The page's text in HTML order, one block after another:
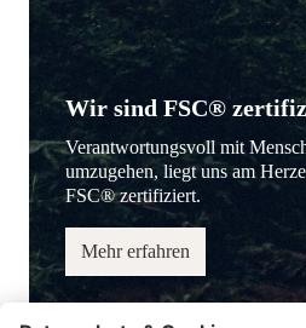
Wir sind FSC®
Verantwortungsvoll mit
umzugehen, liegt uns am
FSC® zertifiziert.
Mehr erfahren